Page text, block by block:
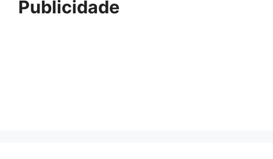
Publicidade